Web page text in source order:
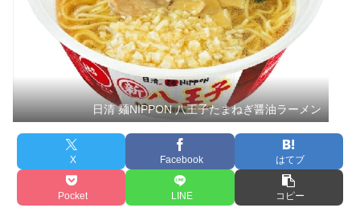
日清 麺NIPPON 八王子たまねぎ醤油ラーメン
X Facebook はてブ
Pocket LINE コピー